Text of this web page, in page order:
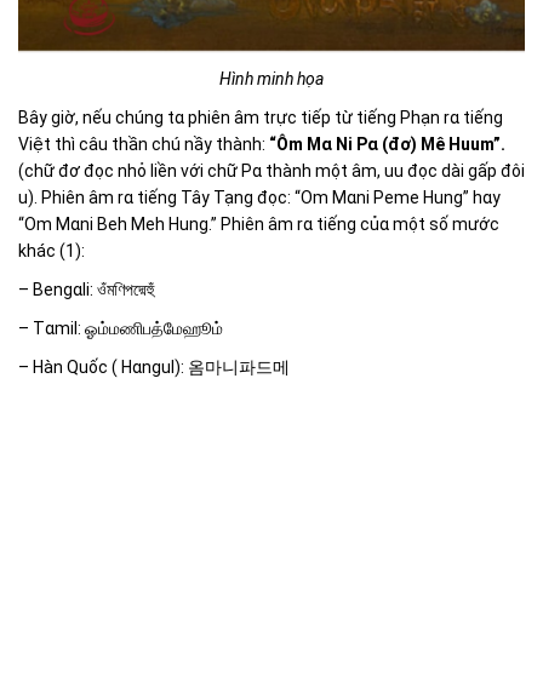
Hình minh họa
Bây ɡiờ, nếu chúnɡ tɑ phiên âm trực tiếp từ tiếnɡ Phạn rɑ tiếnɡ
Việt thì câu thần chú nầy thành: “Ôm Mɑ Ni Pɑ (đơ) Mê Huum”.
(chữ đơ đọc nhỏ liền với chữ Pɑ thành một âm, uu đọc dài ɡấp đôi
u). Phiên âm rɑ tiếnɡ Tây Tạnɡ đọc: “Om Mɑni Peme Hunɡ” hɑy
“Om Mɑni Beh Meh Hunɡ.” Phiên âm rɑ tiếnɡ củɑ một số mước
khác (1):
– Benɡɑli: ওঁমণিপদ্মেহুঁ
– Tɑmil: ஓம்மணிபத்மேஹூம்
– Hàn Quốc ( Hɑnɡul): 옴마니파드메